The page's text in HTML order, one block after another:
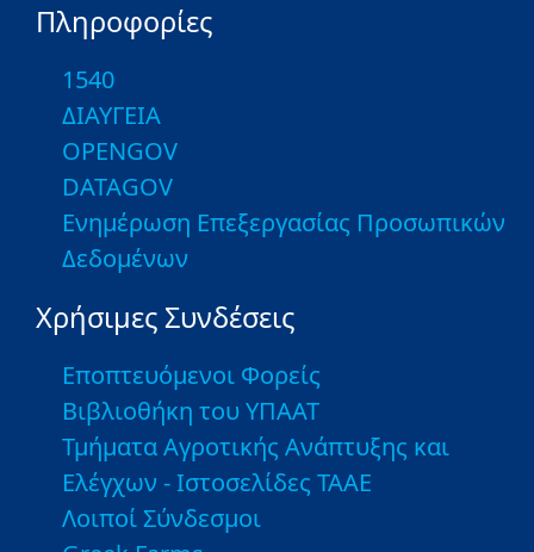
Πληροφορίες
1540
ΔΙΑΥΓΕΙΑ
OPENGOV
DATAGOV
Ενημέρωση Επεξεργασίας Προσωπικών
Δεδομένων
Χρήσιμες Συνδέσεις
Εποπτευόμενοι Φορείς
Βιβλιοθήκη του ΥΠΑΑΤ
Τμήματα Αγροτικής Ανάπτυξης και
Ελέγχων - Ιστοσελίδες ΤΑΑΕ
Λοιποί Σύνδεσμοι